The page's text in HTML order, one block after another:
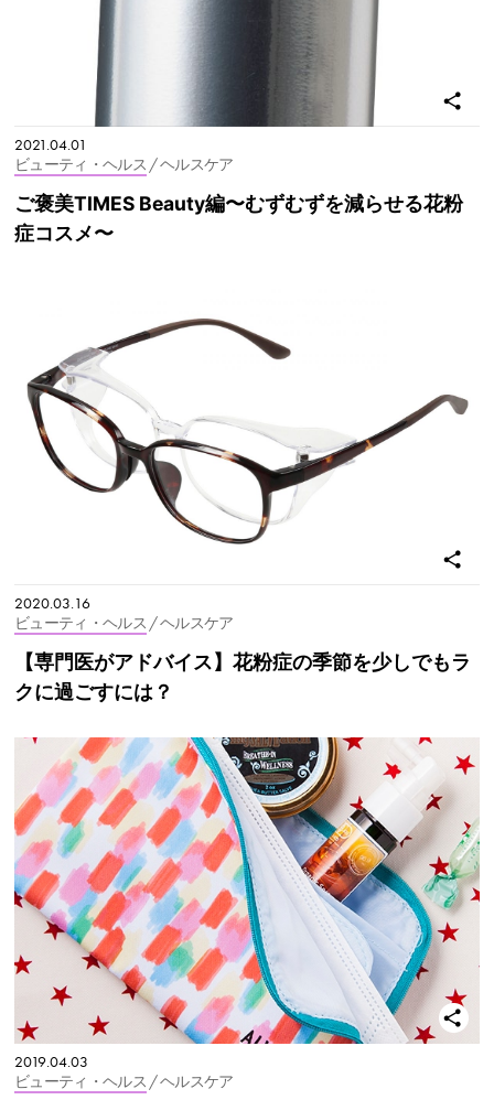
2021.04.01
ビューティ・ヘルス / ヘルスケア
ご褒美TIMES Beauty編〜むずむずを減らせる花粉
症コスメ〜
2020.03.16
ビューティ・ヘルス / ヘルスケア
【専門医がアドバイス】花粉症の季節を少しでもラ
クに過ごすには？
2019.04.03
ビューティ・ヘルス / ヘルスケア